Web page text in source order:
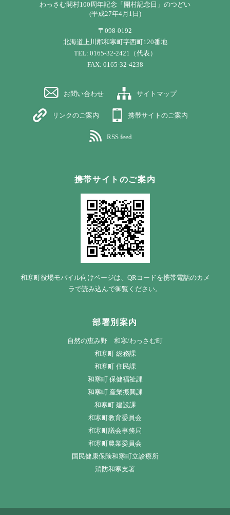
わっさむ開村100周年記念「開村記念日」のつどい
(平成27年4月1日)
〒098-0192
北海道上川郡和寒町字西町120番地
TEL: 0165-32-2421（代表）
FAX: 0165-32-4238
お問い合わせ サイトマップ
リンクのご案内 携帯サイトのご案内
RSS feed
携帯サイトのご案内
和寒町役場モバイル向けページは、QRコードを携帯電話のカメ
ラで読み込んで御覧ください。
部署別案内
自然の恵み野 和寒/わっさむ町
和寒町 総務課
和寒町 住民課
和寒町 保健福祉課
和寒町 産業振興課
和寒町 建設課
和寒町教育委員会
和寒町議会事務局
和寒町農業委員会
国民健康保険和寒町立診療所
消防和寒支署